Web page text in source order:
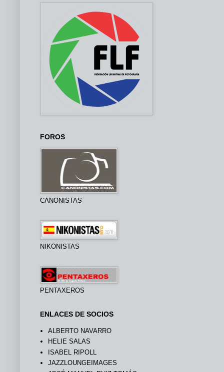
FOROS
CANONISTAS
NIKONISTAS
PENTAXEROS
ENLACES DE SOCIOS
ALBERTO NAVARRO
HELIE SALAS
ISABEL RIPOLL
JAZZLOUNGEIMAGES